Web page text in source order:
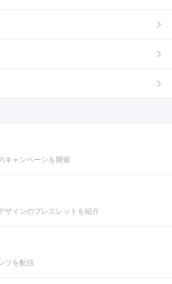
キャンペーンを開催
ザインのブレスレットを紹介
ツを配信